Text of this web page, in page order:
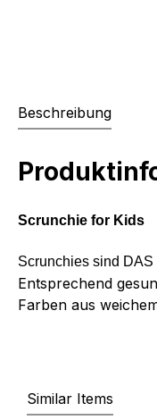
Beschreibung
Scrunchie for Kids
Scrunchies sind
Entsprechend
Farben aus
Similar Items